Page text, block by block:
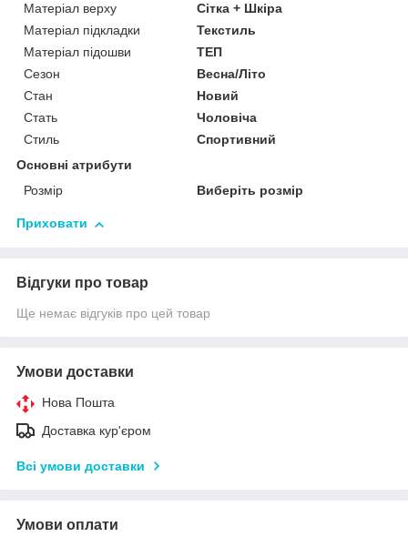
Матеріал верху
Сітка + Шкіра
Матеріал підкладки
Текстиль
Матеріал підошви
ТЕП
Сезон
Весна/Літо
Стан
Новий
Стать
Чоловіча
Стиль
Спортивний
Основні атрибути
Розмір
Виберіть розмір
Приховати
Відгуки про товар
Ще немає відгуків про цей товар
Умови доставки
Нова Пошта
Доставка кур'єром
Всі умови доставки
Умови оплати